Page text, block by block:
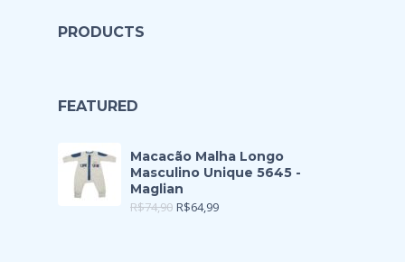
PRODUCTS
FEATURED
Macacão Malha Longo
Masculino Unique 5645 -
Maglian
R$74,90 R$64,99